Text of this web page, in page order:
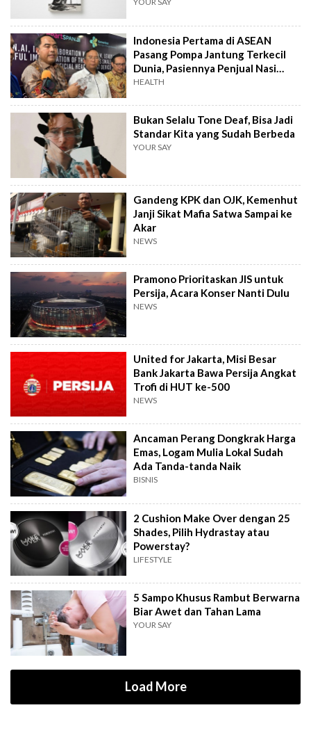
Indonesia Pertama di ASEAN
Pasang Pompa Jantung Terkecil
Dunia, Pasiennya Penjual Nasi
Uduk
HEALTH
Bukan Selalu Tone Deaf, Bisa Jadi
Standar Kita yang Sudah Berbeda
YOUR SAY
Gandeng KPK dan OJK, Kemenhut
Janji Sikat Mafia Satwa Sampai ke
Akar
NEWS
Pramono Prioritaskan JIS untuk
Persija, Acara Konser Nanti Dulu
NEWS
United for Jakarta, Misi Besar
Bank Jakarta Bawa Persija Angkat
Trofi di HUT ke-500
NEWS
Ancaman Perang Dongkrak Harga
Emas, Logam Mulia Lokal Sudah
Ada Tanda-tanda Naik
BISNIS
2 Cushion Make Over dengan 25
Shades, Pilih Hydrastay atau
Powerstay?
LIFESTYLE
5 Sampo Khusus Rambut Berwarna
Biar Awet dan Tahan Lama
YOUR SAY
Load More